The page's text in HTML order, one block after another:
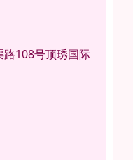
108号顶琇国际